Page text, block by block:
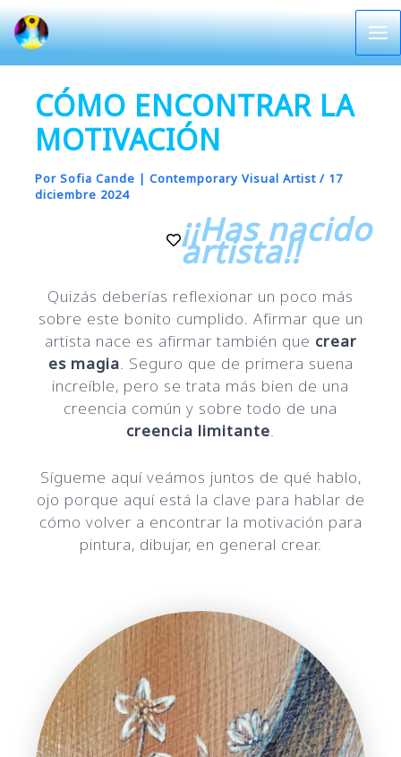
Ir
al
contenido
CÓMO ENCONTRAR LA
MOTIVACIÓN
PorSofia Cande | Contemporary Visual Artist/ 17
diciembre 2024
¡¡Has nacido
artista!!
Quizás deberías reflexionar un poco más
sobre este bonito cumplido. Afirmar que un
artista nace es afirmar también que crear
es magia. Seguro que de primera suena
increíble, pero se trata más bien de una
creencia común y sobre todo de una
creencia limitante.
Sígueme aquí veámos juntos de qué hablo,
ojo porque aquí está la clave para hablar de
cómo volver a encontrar la motivación para
pintura, dibujar, en general crear.